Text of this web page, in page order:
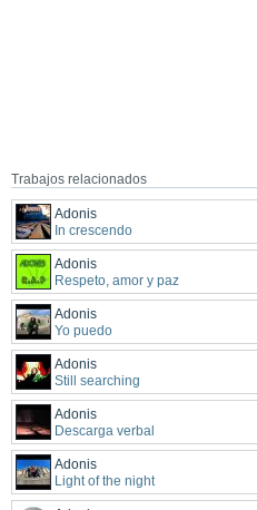
Trabajos relacionados
Adonis
In crescendo
Adonis
Respeto, amor y paz
Adonis
Yo puedo
Adonis
Still searching
Adonis
Descarga verbal
Adonis
Light of the night